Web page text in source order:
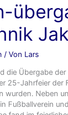
/ Von Lars
die Übergabe der
25-Jahrfeier der
wurden. Neben
Fußballverein